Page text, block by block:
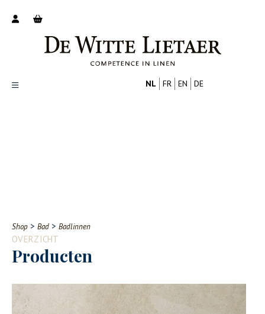
Contact
NL FR EN DE
Shop > Bad > Badlinnen
OVERZICHT
Producten